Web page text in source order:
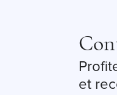
et